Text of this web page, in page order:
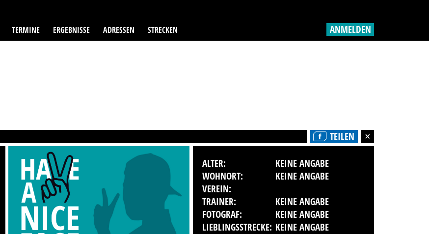
TERMINE ERGEBNISSE ADRESSEN STRECKEN ANMELDEN
TEILEN
ALTER:
KEINE ANGABE
WOHNORT:
KEINE ANGABE
VEREIN:
TRAINER:
KEINE ANGABE
FOTOGRAF:
KEINE ANGABE
LIEBLINGSSTRECKE: KEINE ANGABE